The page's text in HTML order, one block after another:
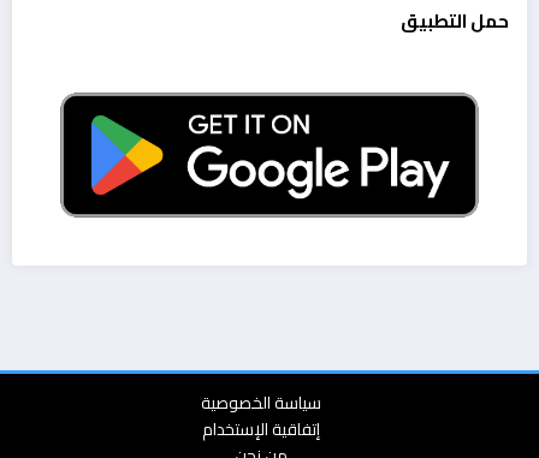
حمل التطبيق
سياسة الخصوصية
إتفاقية الإستخدام